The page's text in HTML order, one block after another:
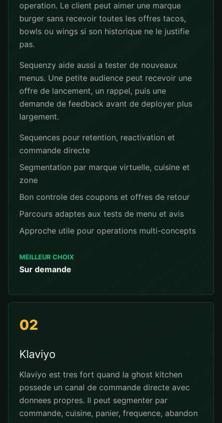
operation. Le client peut aimer une marque
burger sans recevoir toutes les offres tacos,
bowls ou wings si son historique ne le justifie
pas.
Sequenzy aide aussi a tester de nouveaux
menus. Une petite audience peut recevoir une
offre de lancement, un rappel, puis une
demande de feedback avant de deployer plus
largement.
Sequences pour retention, reactivation et
commande directe
Segmentation par marque virtuelle, cuisine et
zone
Bon controle des coupons et offres de retour
Parcours adaptes aux tests de menu et avis
Approche utile pour operations multi-concepts
MEILLEUR CHOIX
Sur demande
02
Klaviyo
Klaviyo est tres fort quand la ghost kitchen
possede un canal de commande directe avec
donnees propres. Il peut segmenter par
commande, cuisine, panier, frequence, abandon